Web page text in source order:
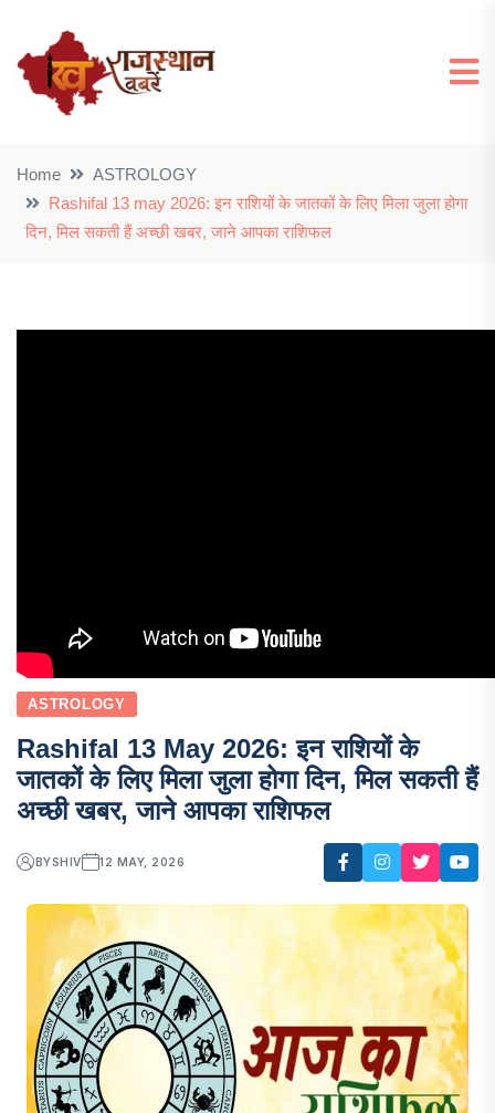
Home
ASTROLOGY
Rashifal 13 may 2026: इन राशियों के जातकों के लिए मिला जुला होगा
दिन, मिल सकती हैं अच्छी खबर, जाने आपका राशिफल
ASTROLOGY
Rashifal 13 May 2026: इन राशियों के
जातकों के लिए मिला जुला होगा दिन, मिल सकती हैं
अच्छी खबर, जाने आपका राशिफल
BYSHIV 12 MAY, 2026